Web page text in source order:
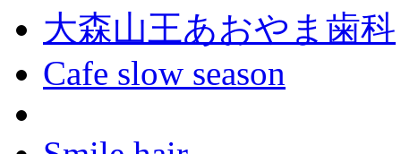
大森山王あおやま歯科
Cafe slow season